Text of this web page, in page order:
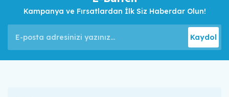
Kampanya ve Fırsatlardan İlk Siz Haberdar Olun!
Kaydol